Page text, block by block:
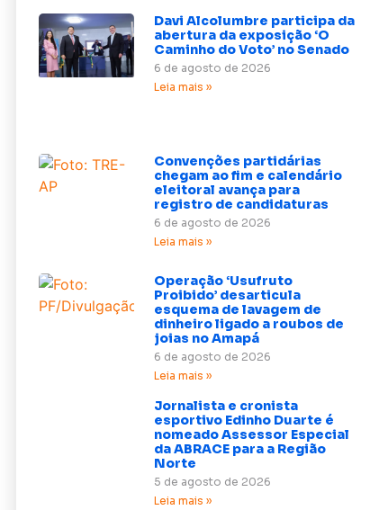
Davi Alcolumbre participa da
abertura da exposição ‘O
Caminho do Voto’ no Senado
6 de agosto de 2026
Leia mais »
Convenções partidárias
chegam ao fim e calendário
eleitoral avança para
registro de candidaturas
6 de agosto de 2026
Leia mais »
Operação ‘Usufruto
Proibido’ desarticula
esquema de lavagem de
dinheiro ligado a roubos de
joias no Amapá
6 de agosto de 2026
Leia mais »
Jornalista e cronista
esportivo Edinho Duarte é
nomeado Assessor Especial
da ABRACE para a Região
Norte
5 de agosto de 2026
Leia mais »